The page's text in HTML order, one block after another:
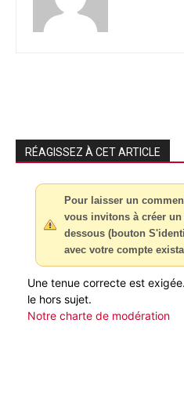
RÉAGISSEZ À CET ARTICLE
Pour laisser un
vous invitons à créer
dessous (bouton
avec votre compte
Une tenue correcte est
le hors sujet.
Notre charte de modération